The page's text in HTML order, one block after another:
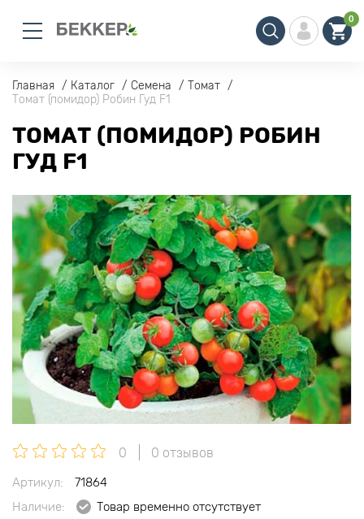
0
Главная Каталог Семена
Томат
Томат (помидор) Робин Гуд F1
ТОМАТ (ПОМИДОР) РОБИН
ГУД F1
0 0 отзывов
Артикул:
71864
Наличие:
Товар временно отсутствует